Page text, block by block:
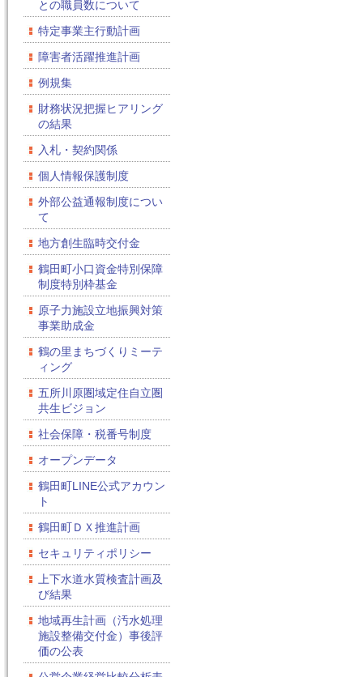
との職員数について
特定事業主行動計画
障害者活躍推進計画
例規集
財務状況把握ヒアリング
の結果
入札・契約関係
個人情報保護制度
外部公益通報制度につい
て
地方創生臨時交付金
鶴田町小口資金特別保障
制度特別枠基金
原子力施設立地振興対策
事業助成金
鶴の里まちづくりミーテ
ィング
五所川原圏域定住自立圏
共生ビジョン
社会保障・税番号制度
オープンデータ
鶴田町LINE公式アカウン
ト
鶴田町ＤＸ推進計画
セキュリティポリシー
上下水道水質検査計画及
び結果
地域再生計画（汚水処理
施設整備交付金）事後評
価の公表